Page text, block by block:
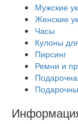
Мужские
Женские
Часы
Кулоны
Пирсинг
Ремни и